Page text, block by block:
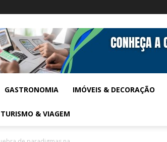
GASTRONOMIA IMÓVEIS & DECORAÇÃO
TURISMO & VIAGEM